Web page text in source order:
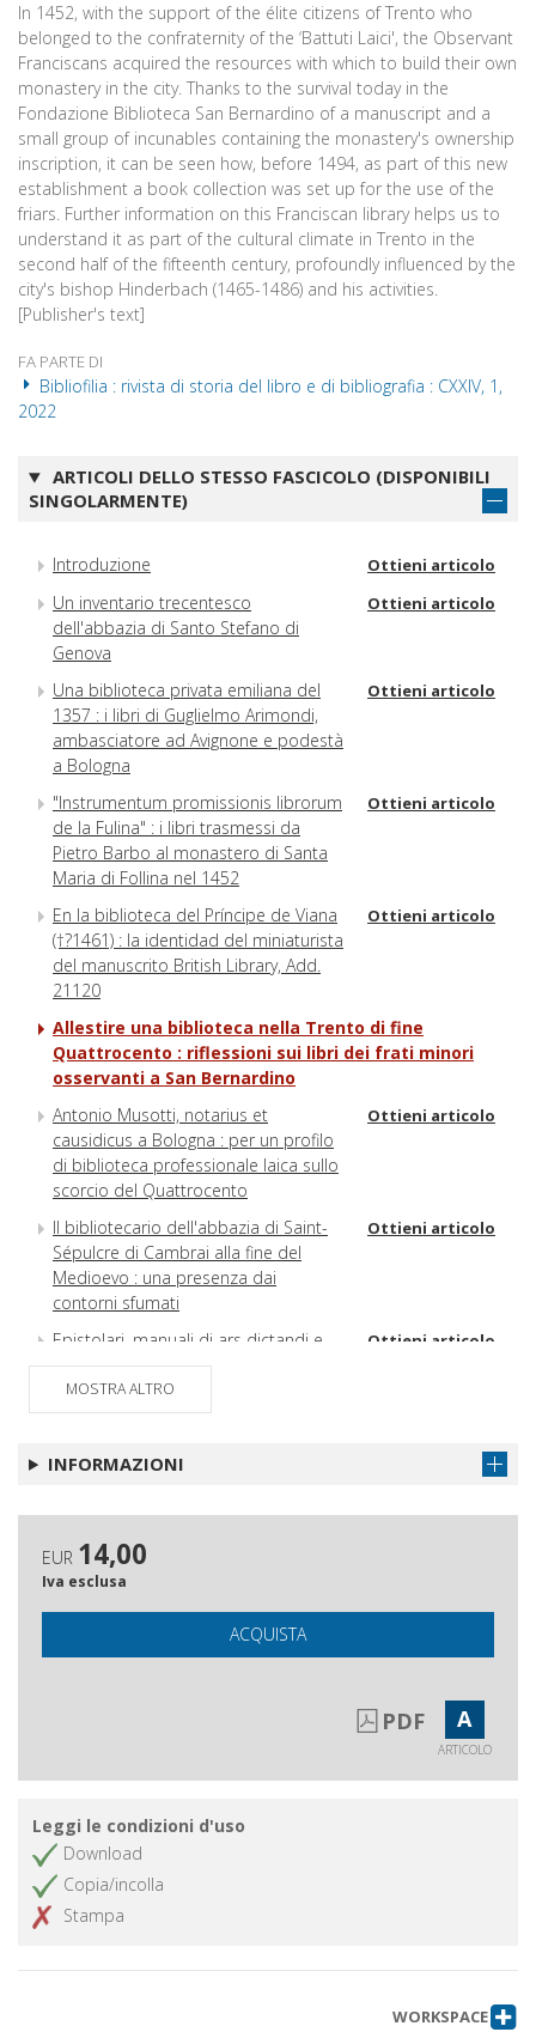
In 1452, with the support of the élite citizens of Trento who
belonged to the confraternity of the ‘Battuti Laici', the Observant
Franciscans acquired the resources with which to build their own
monastery in the city. Thanks to the survival today in the
Fondazione Biblioteca San Bernardino of a manuscript and a
small group of incunables containing the monastery's ownership
inscription, it can be seen how, before 1494, as part of this new
establishment a book collection was set up for the use of the
friars. Further information on this Franciscan library helps us to
understand it as part of the cultural climate in Trento in the
second half of the fifteenth century, profoundly influenced by the
city's bishop Hinderbach (1465-1486) and his activities.
[Publisher's text]
FA PARTE DI
Bibliofilia : rivista di storia del libro e di bibliografia : CXXIV, 1,
2022
ARTICOLI DELLO STESSO FASCICOLO (DISPONIBILI
SINGOLARMENTE)
Introduzione Ottieni articolo
Un inventario trecentesco
dell'abbazia di Santo Stefano di
Genova
Ottieni articolo
Una biblioteca privata emiliana del
1357 : i libri di Guglielmo Arimondi,
ambasciatore ad Avignone e podestà
a Bologna
Ottieni articolo
"Instrumentum promissionis librorum
de la Fulina" : i libri trasmessi da
Pietro Barbo al monastero di Santa
Maria di Follina nel 1452
Ottieni articolo
En la biblioteca del Príncipe de Viana
(†?1461) : la identidad del miniaturista
del manuscrito British Library, Add.
21120
Ottieni articolo
Allestire una biblioteca nella Trento di fine
Quattrocento : riflessioni sui libri dei frati minori
osservanti a San Bernardino
Antonio Musotti, notarius et
causidicus a Bologna : per un profilo
di biblioteca professionale laica sullo
scorcio del Quattrocento
Ottieni articolo
Il bibliotecario dell'abbazia di Saint-
Sépulcre di Cambrai alla fine del
Medioevo : una presenza dai
contorni sfumati
Ottieni articolo
Epistolari, manuali di ars dictandi e
raccolte di lettere-modello nella
biblioteca personale di Leonardo da
Vinci
Ottieni articolo
Biblioteca General Histórica de la
Ottieni articolo
MOSTRA ALTRO
INFORMAZIONI
EUR 14,00
Iva esclusa
ACQUISTA
PDF A
ARTICOLO
Leggi le condizioni d'uso
Download
Copia/incolla
Stampa
WORKSPACE